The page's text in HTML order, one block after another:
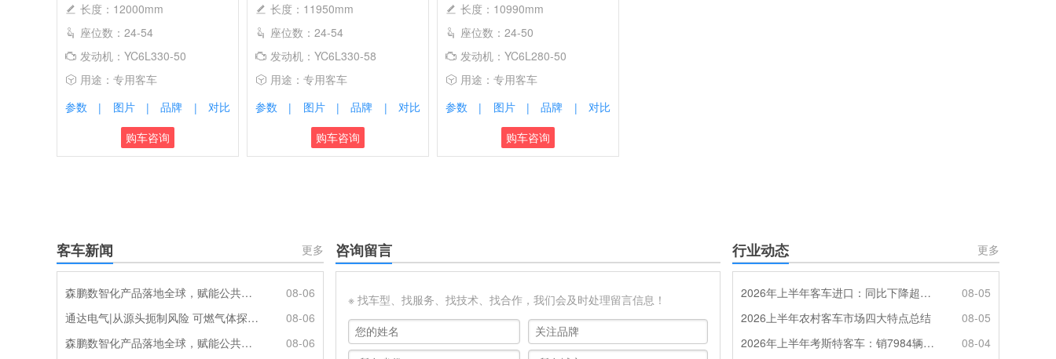
长度：12000mm
座位数：24-54
发动机：YC6L330-50
用途：专用客车
参数
| 图片 | 品牌 |
对比
购车咨询
长度：11950mm
座位数：24-54
发动机：YC6L330-58
用途：专用客车
参数
| 图片 | 品牌 |
对比
购车咨询
长度：10990mm
座位数：24-50
发动机：YC6L280-50
用途：专用客车
参数
| 图片 | 品牌 |
对比
购车咨询
客车新闻 更多
森鹏数智化产品落地全球，赋能公共交通新升级
08-06
通达电气|从源头扼制风险 可燃气体探测系统灵敏感知商用车燃气泄漏
08-06
森鹏数智化产品落地全球，赋能公共交通新升级
08-06
咨询留言
※ 找车型、找服务、找技术、找合作，我们会及时处理留言信息！
行业动态 更多
2026年上半年客车进口：同比下降超4成，轻客主体地位凸显
08-05
2026上半年农村客车市场四大特点总结
08-05
2026年上半年考斯特客车：销7984辆 6米领涨领跑 电动化提速
08-04